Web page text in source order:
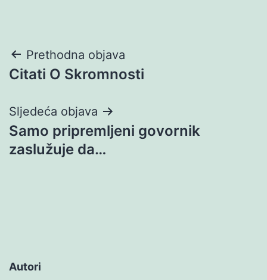
Navigacija
objava
Prethodna objava
Citati O Skromnosti
Sljedeća objava
Samo pripremljeni govornik
zaslužuje da…
Autori